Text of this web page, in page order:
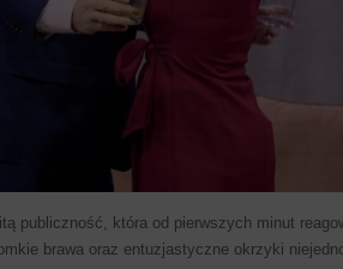
publiczność, która od pierwszych minut
brawa oraz entuzjastyczne okrzyki